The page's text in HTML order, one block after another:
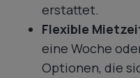
erstattet.
Flexible
eine Woche
Optionen, die